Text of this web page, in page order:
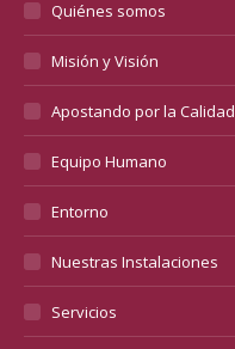
Quiénes somos
Misión y Visión
Apostando por la Calidad
Equipo Humano
Entorno
Nuestras Instalaciones
Servicios